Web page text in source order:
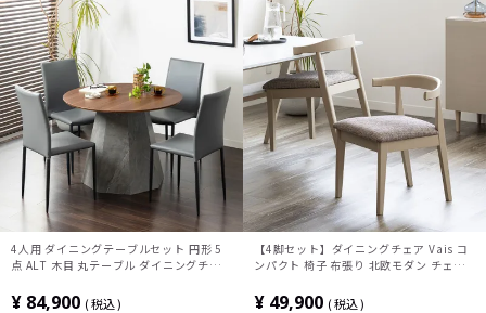
4人用 ダイニングテーブルセット 円形 5
点 ALT 木目 丸テーブル ダイニングチェ
れ ウッディモダン (幅100cm 食卓テーブ
¥ 84,900 税込
【4脚セット】ダイニングチェア Vais コ
ンパクト 椅子 布張り 北欧モダン チェア
ゃれ グレー ブルー オレンジ ルンバブル
¥ 49,900 税込